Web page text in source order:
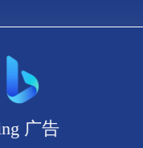
广告
新选择
查看更多